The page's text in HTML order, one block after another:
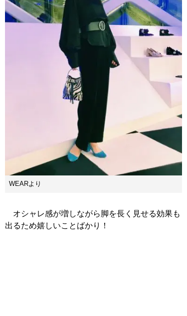
WEARより
オシャレ感が増しながら脚を長く見せる効果も
出るため嬉しいことばかり！